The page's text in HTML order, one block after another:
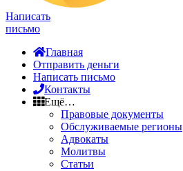
Написать
письмо
Главная
Отправить деньги
Написать письмо
Контакты
Ещё…
Правовые документы
Обслуживаемые регионы
Адвокаты
Молитвы
Статьи